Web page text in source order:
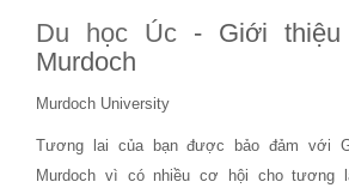
Du học Úc - Giới
Murdoch
Murdoch University
Tương lai của bạn được bảo đảm với
Murdoch vì có nhiều cơ hội cho tương